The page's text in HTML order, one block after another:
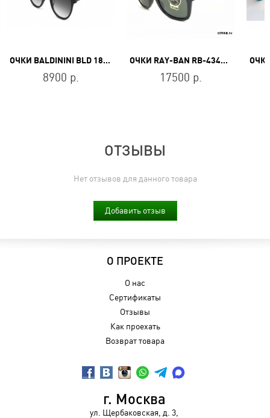
ОЧКИ BALDININI BLD 1846 404 HERITAGE
8900 р.
ОЧКИ RAY-BAN RB-4340-601-50
17500 р.
ОТЗЫВЫ
Нет отзывов для данного товара
Добавить отзыв
О ПРОЕКТЕ
О нас
Сертификаты
Отзывы
Как проехать
Возврат товара
г. Москва
ул. Щербаковская, д. 3,